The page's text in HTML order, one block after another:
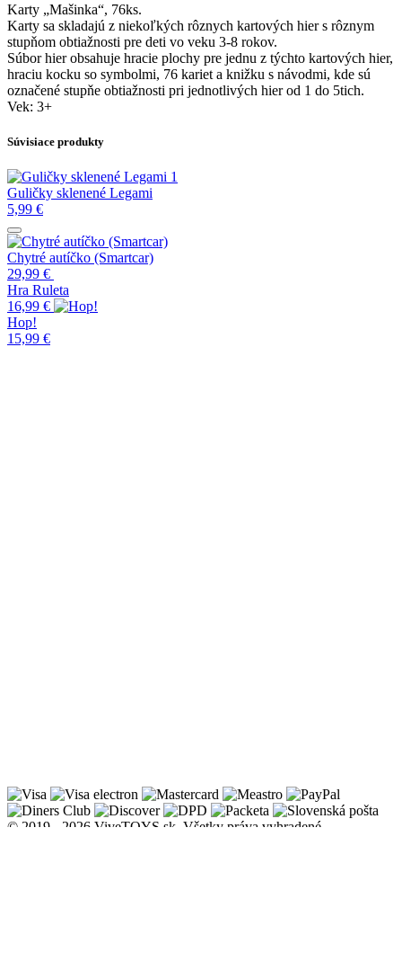
Karty „Mašinka“, 76ks.
Karty sa skladajú z niekoľkých rôznych kartových hier s rôznym
stupňom obtiažnosti pre deti vo veku 3-8 rokov.
Súbor hier obsahuje hracie plochy pre jednu z týchto kartových hier,
hraciu kocku so symbolmi, 76 kariet a knižku s návodmi, kde sú
označené stupňe obtiažnosti pri jednotlivých hier od 1 do 5tich.
Vek: 3+
Súvisiace produkty
Guličky sklenené Legami
5,99 €
Chytré autíčko (Smartcar)
29,99 €
Hra Ruleta
16,99 €
Hop!
15,99 €
© 2019 - 2026 ViveTOYS.sk. Všetky práva vyhradené.